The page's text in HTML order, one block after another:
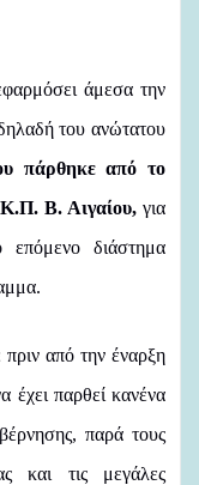
άμεσα την
του ανώτατου
πάρθηκε από το
Β. Αιγαίου, για
επόμενο διάστημα
από την έναρξη
έχει παρθεί κανένα
παρά τους
και τις μεγάλες